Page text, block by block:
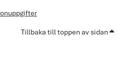
Tillbaka till toppen av sidan